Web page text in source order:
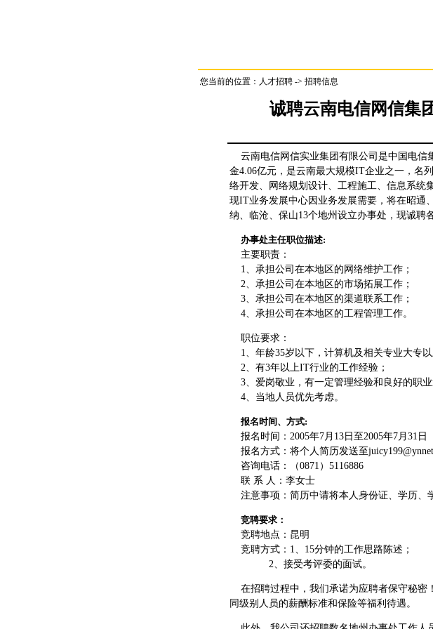
您当前的位置： 人才招聘 -> 招聘信息
诚聘云南电信网信集
云南电信网信实业集团有限公司是中国电信
金4.06亿元，是云南最大规模IT企业之一，名
络开发、网络规划设计、工程施工、信息系统
现IT业务发展中心因业务发展需要，将在昭通
纳、临沧、保山13个地州设立办事处，现诚聘
办事处主任职位描述:
主要职责：
1、承担公司在本地区的网络维护工作；
2、承担公司在本地区的市场拓展工作；
3、承担公司在本地区的渠道联系工作；
4、承担公司在本地区的工程管理工作。
职位要求：
1、年龄35岁以下，计算机及相关专业大专以
2、有3年以上IT行业的工作经验；
3、爱岗敬业，有一定管理经验和良好的职业
4、当地人员优先考虑。
报名时间、方式:
报名时间：2005年7月13日至2005年7月31日
报名方式：将个人简历发送至
咨询电话：（0871）5116886
联 系 人：李女士
注意事项：简历中请将本人身份证、学历、
竞聘要求：
竞聘地点：昆明
竞聘方式：1、15分钟的工作思路陈述；
2、接受考评委的面试。
在招聘过程中，我们承诺为应聘者保守秘密
同级别人员的薪酬标准和保险等福利待遇。